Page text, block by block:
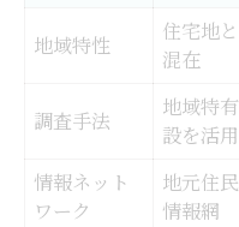
地域特性
住宅地
混在
調査手法
地域特
設を活用
情報ネット
ワーク
地元住
情報網